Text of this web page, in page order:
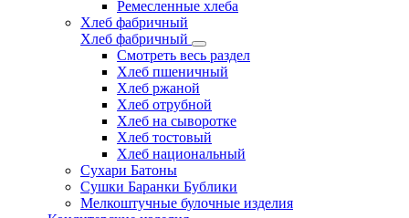
Ремесленные хлеба
Хлеб фабричный
Хлеб фабричный
Смотреть весь раздел
Хлеб пшеничный
Хлеб ржаной
Хлеб отрубной
Хлеб на сыворотке
Хлеб тостовый
Хлеб национальный
Сухари Батоны
Сушки Баранки Бублики
Мелкоштучные булочные изделия